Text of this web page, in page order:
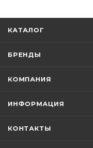
КАТАЛОГ
БРЕНДЫ
КОМПАНИЯ
ИНФОРМАЦИЯ
КОНТАКТЫ